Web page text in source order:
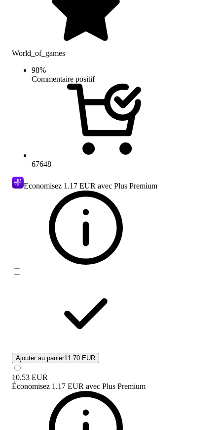
World_of_games
98%
Commentaire positif
67648
Economisez 1.17 EUR avec Plus Premium
Ajouter au panier11.70 EUR
10.53 EUR
Économisez 1.17 EUR avec Plus Premium